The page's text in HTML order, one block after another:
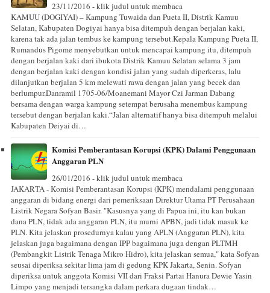
23/11/2016 - klik judul untuk membaca
KAMUU (DOGIYAI) – Kampung Tuwaida dan Pueta II, Distrik Kamuu
Selatan, Kabupaten Dogiyai hanya bisa ditempuh dengan berjalan kaki,
karena tak ada jalan tembus ke kampung tersebut.Kepala Kampung Pueta II,
Rumandus Pigome menyebutkan untuk mencapai kampung itu, ditempuh
dengan berjalan kaki dari ibukota Distrik Kamuu Selatan selama 3 jam
dengan berjalan kaki dengan kondisi jalan yang sudah diperkeras, lalu
dilanjutkan berjalan 5 km melewati rawa dengan jalan yang becek dan
berlumpur.Danramil 1705-06/Moanemani Mayor Czi Jarman Dabang
bersama dengan warga kampung setempat berusaha menembus kampung
tersebut dengan berjalan kaki.“Jalan alternatif hanya bisa ditempuh melalui
Kabupaten Deiyai di…
Komisi Pemberantasan Korupsi (KPK) Dalami Penggunaan
Anggaran PLN
26/01/2016 - klik judul untuk membaca
JAKARTA - Komisi Pemberantasan Korupsi (KPK) mendalami penggunaan
anggaran di bidang energi dari pemeriksaan Direktur Utama PT Perusahaan
Listrik Negara Sofyan Basir. "Kasusnya yang di Papua ini, itu kan bukan
dana PLN, tidak ada anggaran PLN, itu murni APBN, jadi tidak masuk ke
PLN. Kita jelaskan prosedurnya kalau yang APLN (Anggaran PLN), kita
jelaskan juga bagaimana dengan IPP bagaimana juga dengan PLTMH
(Pembangkit Listrik Tenaga Mikro Hidro), kita jelaskan semua," kata Sofyan
seusai diperiksa sekitar lima jam di gedung KPK Jakarta, Senin. Sofyan
diperiksa untuk anggota Komisi VII dari Fraksi Partai Hanura Dewie Yasin
Limpo yang menjadi tersangka dalam perkara dugaan tindak…